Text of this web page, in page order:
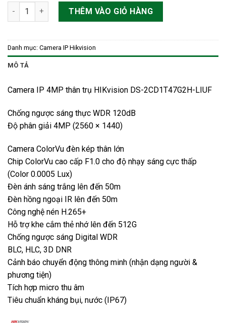
Camera IP 4MP thân trụ HIKvision DS-2CD1T47G2H-LIUF số
THÊM VÀO GIỎ HÀNG
Danh mục: Camera IP Hikvision
MÔ TẢ
Camera IP 4MP thân trụ HIKvision DS-2CD1T47G2H-LIUF
Chống ngược sáng thực WDR 120dB
Độ phân giải 4MP (2560 × 1440)
Camera ColorVu đèn kép thân lớn
Chip ColorVu cao cấp F1.0 cho độ nhạy sáng cực thấp
(Color 0.0005 Lux)
Đèn ánh sáng trắng lên đến 50m
Đèn hồng ngoại IR lên đến 50m
Công nghệ nén H.265+
Hỗ trợ khe cắm thẻ nhớ lên đến 512G
Chống ngược sáng Digital WDR
BLC, HLC, 3D DNR
Cảnh báo chuyển động thông minh (nhận dạng người &
phương tiện)
Tích hợp micro thu âm
Tiêu chuẩn kháng bụi, nước (IP67)